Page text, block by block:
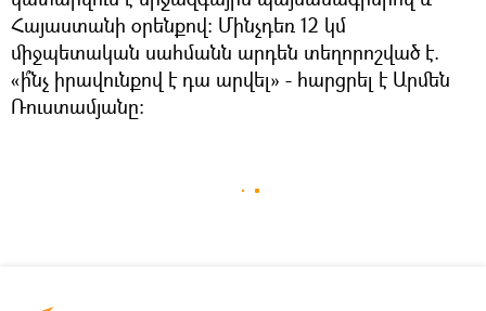
Հայաստանի օրենքով: Մինչդեռ 12 կմ
միջպետական սահմանն արդեն տեղորոշված է.
«ի՞նչ իրավունքով է դա արվել» - հարցրել է Արմեն
Ռուստամյանը։